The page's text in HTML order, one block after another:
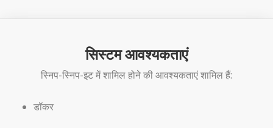
सिस्टम आवश्यकताएं
स्निप-स्निप-इट में शामिल होने की आवश्यकताएं शामिल हैं:
डॉकर